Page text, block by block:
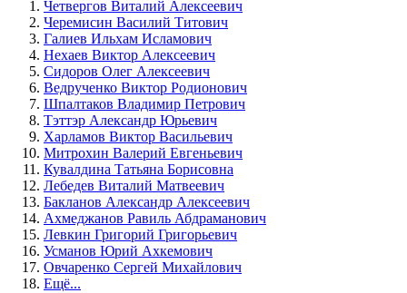
Четвергов Виталий Алексеевич
Черемисин Василий Титович
Галиев Ильхам Исламович
Нехаев Виктор Алексеевич
Сидоров Олег Алексеевич
Ведрученко Виктор Родионович
Шпалтаков Владимир Петрович
Тэттэр Александр Юрьевич
Харламов Виктор Васильевич
Митрохин Валерий Евгеньевич
Кувалдина Татьяна Борисовна
Лебедев Виталий Матвеевич
Бакланов Александр Алексеевич
Ахмеджанов Равиль Абдраманович
Левкин Григорий Григорьевич
Усманов Юрий Ахкемович
Овчаренко Сергей Михайлович
Ещё...